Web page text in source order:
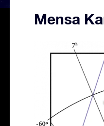
Mensa